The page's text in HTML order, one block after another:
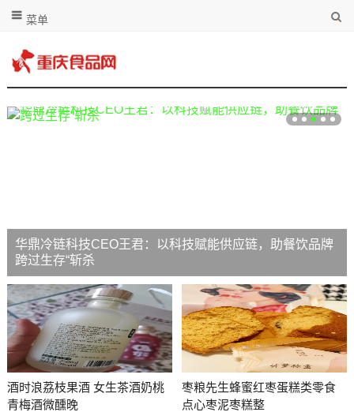
菜单
华鼎冷链科技CEO王君：以科技赋能供应链，助餐饮品牌
跨过生存“斩杀
酒时浪荔枝果酒 女生茶酒奶桃
青梅酒微醺晚
枣粮先生蜂蜜红枣蛋糕类零食
点心枣泥枣糕整